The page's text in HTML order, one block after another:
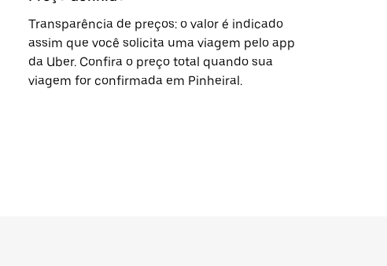
Transparência de preços: o valor é indicado
assim que você solicita uma viagem pelo app
da Uber. Confira o preço total quando sua
viagem for confirmada em Pinheiral.